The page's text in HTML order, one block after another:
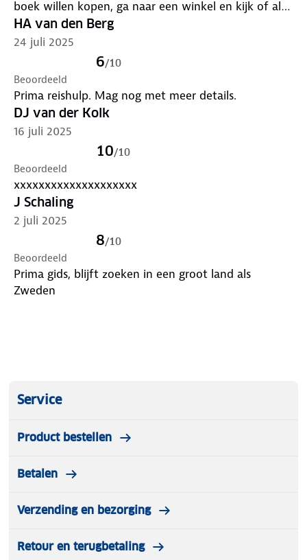
boek willen kopen, ga naar een winkel en kijk of alle
pagina’s correct afgedrukt zijn.
HA van den Berg
24 juli 2025
6/10
Beoordeeld
Prima reishulp. Mag nog met meer details.
DJ van der Kolk
16 juli 2025
10/10
Beoordeeld
xxxxxxxxxxxxxxxxxxxx
J Schaling
2 juli 2025
8/10
Beoordeeld
Prima gids, blijft zoeken in een groot land als
Zweden
Service
Product bestellen
Betalen
Verzending en bezorging
Retour en terugbetaling